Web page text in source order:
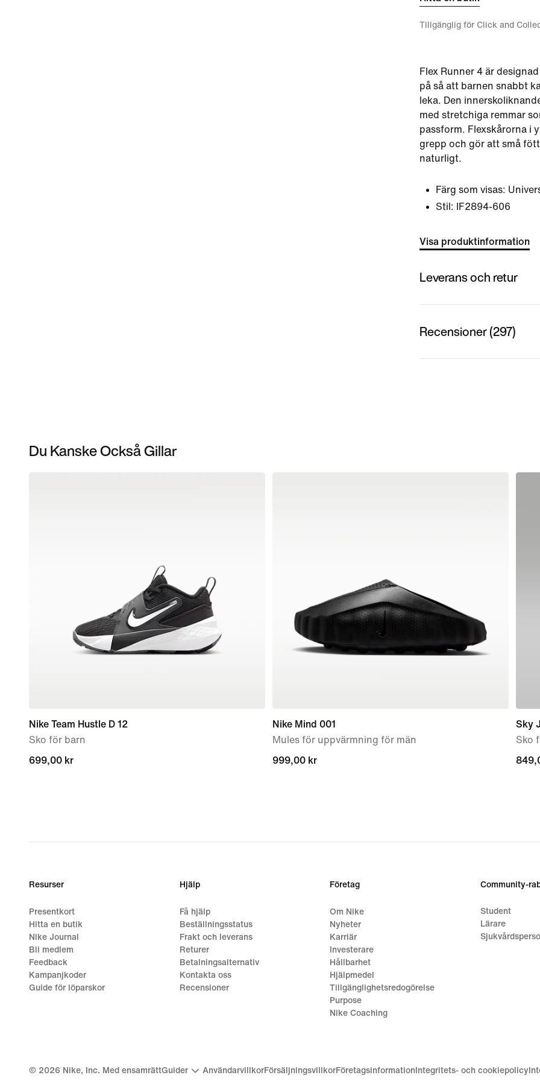
Tillgänglig för Click and
Flex Runner 4 är
på så att barnen snabbt
leka. Den
med stretchiga remmar
passform. Flexskårorna i
grepp och gör att små
naturligt.
Färg som visas:
Stil:
IF2894-606
Visa produktinformation
Leverans och retur
Recensioner (297)
Du Kanske Också Gillar
Nike Team Hustle D 12
Sko för barn
699,00 kr
699,00 kr
Nike Mind 001
Mules för uppvärmning för män
999,00 kr
999,00 kr
Sky
Sko
Resurser
Presentkort
Hitta en butik
Nike Journal
Bli medlem
Feedback
Kampanjkoder
Guide för löparskor
Hjälp
Få hjälp
Beställningsstatus
Frakt och leverans
Returer
Betalningsalternativ
Kontakta oss
Recensioner
Företag
Om Nike
Nyheter
Karriär
Investerare
Hållbarhet
Hjälpmedel
Tillgänglighetsredogörelse
Purpose
Nike Coaching
Community-
Student
Lärare
© 2026 Nike, Inc. Med ensamrättGuider AnvändarvillkorFörsäljningsvillkorFöretagsinformation Integritets- och cookiepolicy